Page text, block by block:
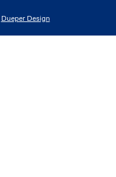
Dueper Design